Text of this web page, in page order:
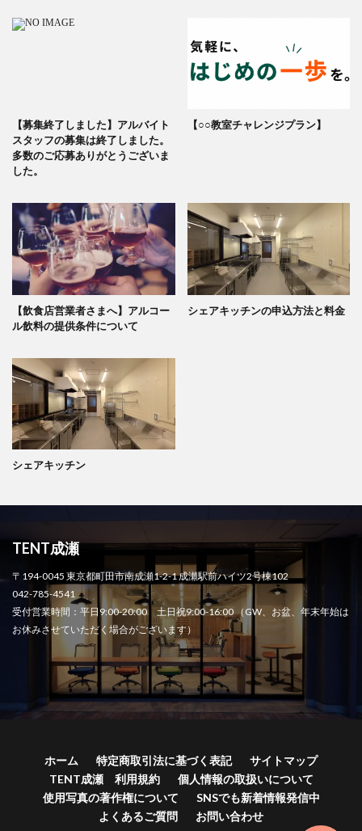
【募集終了しました】アルバイト
スタッフの募集は終了しました。
多数のご応募ありがとうございま
した。
【○○教室チャレンジプラン】
【飲食店営業者さまへ】アルコー
ル飲料の提供条件について
シェアキッチンの申込方法と料金
シェアキッチン
TENT成瀬
〒194-0045 東京都町田市南成瀬1-2-1 成瀬駅前ハイツ2号棟102
042-785-4541
受付営業時間：平日9:00-20:00 土日祝9:00-16:00 （GW、お盆、年末年始は
お休みさせていただく場合がございます）
ホーム 特定商取引法に基づく表記
サイトマップ
TENT成瀬 利用規約
個人情報の取扱いについて
使用写真の著作権について
SNSでも新着情報発信中
よくあるご質問
お問い合わせ